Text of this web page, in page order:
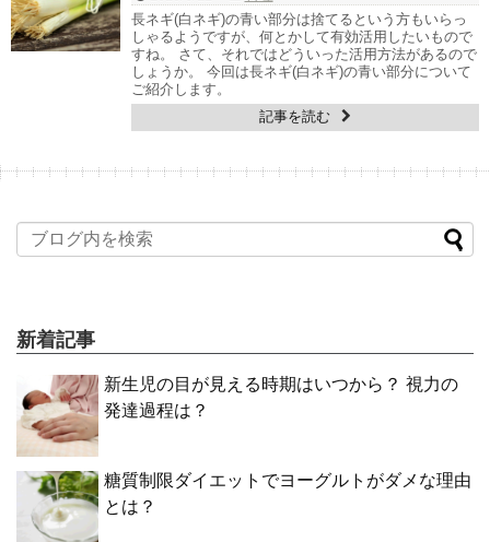
長ネギ(白ネギ)の青い部分は捨てるという方もいらっ
しゃるようですが、何とかして有効活用したいもので
すね。 さて、それではどういった活用方法があるので
しょうか。 今回は長ネギ(白ネギ)の青い部分について
ご紹介します。
記事を読む
新着記事
新生児の目が見える時期はいつから？ 視力の
発達過程は？
糖質制限ダイエットでヨーグルトがダメな理由
とは？